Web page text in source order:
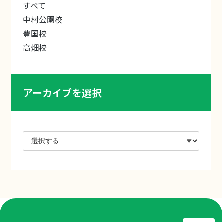
すべて
中村公園校
豊国校
高畑校
アーカイブを選択